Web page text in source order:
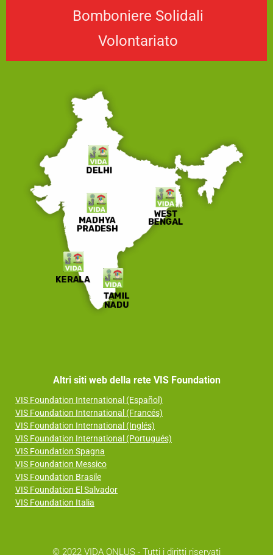
Bomboniere Solidali
Volontariato
Altri siti web della rete VIS Foundation
VIS Foundation International (Español)
VIS Foundation International (Francés)
VIS Foundation International (Inglés)
VIS Foundation International (Portugués)
VIS Foundation Spagna
VIS Foundation Messico
VIS Foundation Brasile
VIS Foundation El Salvador
VIS Foundation Italia
© 2022 VIDA ONLUS - Tutti i diritti riservati